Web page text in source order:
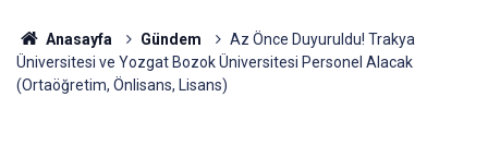
Anasayfa Gündem
Az Önce Duyuruldu! Trakya
Üniversitesi ve Yozgat Bozok Üniversitesi Personel Alacak
(Ortaöğretim, Önlisans, Lisans)